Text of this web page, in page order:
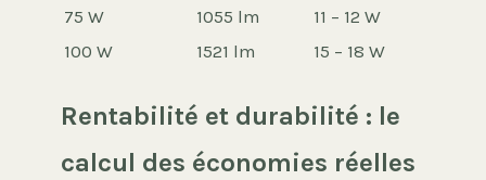
75 W
1055 lm
11 – 12 W
100 W
1521 lm 15 – 18 W
Rentabilité et durabilité : le
calcul des économies réelles